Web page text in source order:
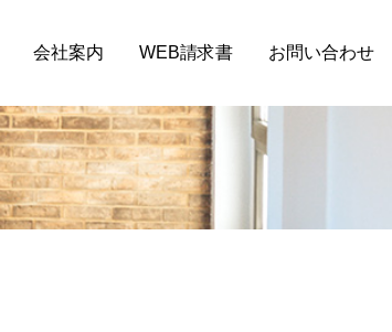
会社案内 WEB請求書 お問い合わせ